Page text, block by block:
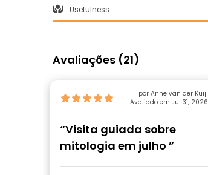
Usefulness
Avaliações (21)
por Anne van der Kuijl
Avaliado em Jul 31, 2026
“Visita guiada sobre
mitologia em julho ”